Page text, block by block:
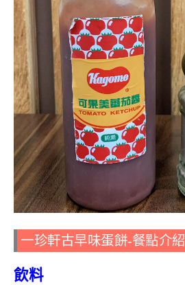
一珍軒古早味蛋餅-餐點介紹
飲料